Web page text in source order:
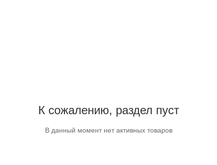
К сожалению, раздел пуст
В данный момент нет активных товаров